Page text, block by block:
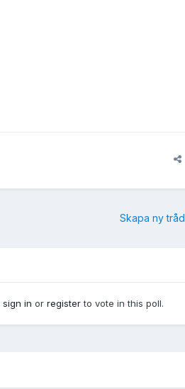
Skapa ny tråd
sign in or registerto vote in this poll.